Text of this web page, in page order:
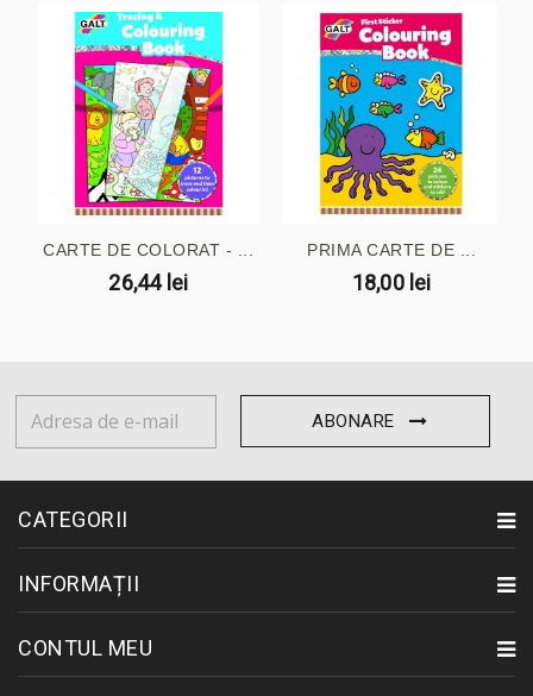
CARTE DE COLORAT - ...
26,44 lei
PRIMA CARTE DE ...
18,00 lei
ABONARE
CATEGORII
INFORMAȚII
CONTUL MEU